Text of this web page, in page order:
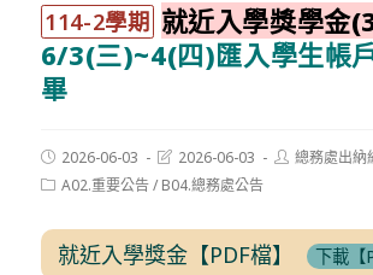
114-2學期 就近入學獎學金
6/3(三)~4(四)匯入學生帳
畢
Post
published:
2026-06-03
Post
modified:
2026-06-03
Post總務處出納
PostA02.重要公告/ B04.總務處公告
就近入學獎金【PDF檔】 下載【